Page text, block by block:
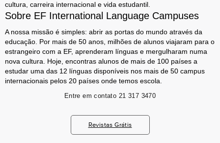
cultura, carreira internacional e vida estudantil.
Sobre EF International Language Campuses
A nossa missão é simples: abrir as portas do mundo através da
educação. Por mais de 50 anos, milhões de alunos viajaram para o
estrangeiro com a EF, aprenderam línguas e mergulharam numa
nova cultura. Hoje, encontras alunos de mais de 100 países a
estudar uma das 12 línguas disponíveis nos mais de 50 campus
internacionais pelos 20 países onde temos escola.
Entre em contato 21 317 3470
Revistas Grátis